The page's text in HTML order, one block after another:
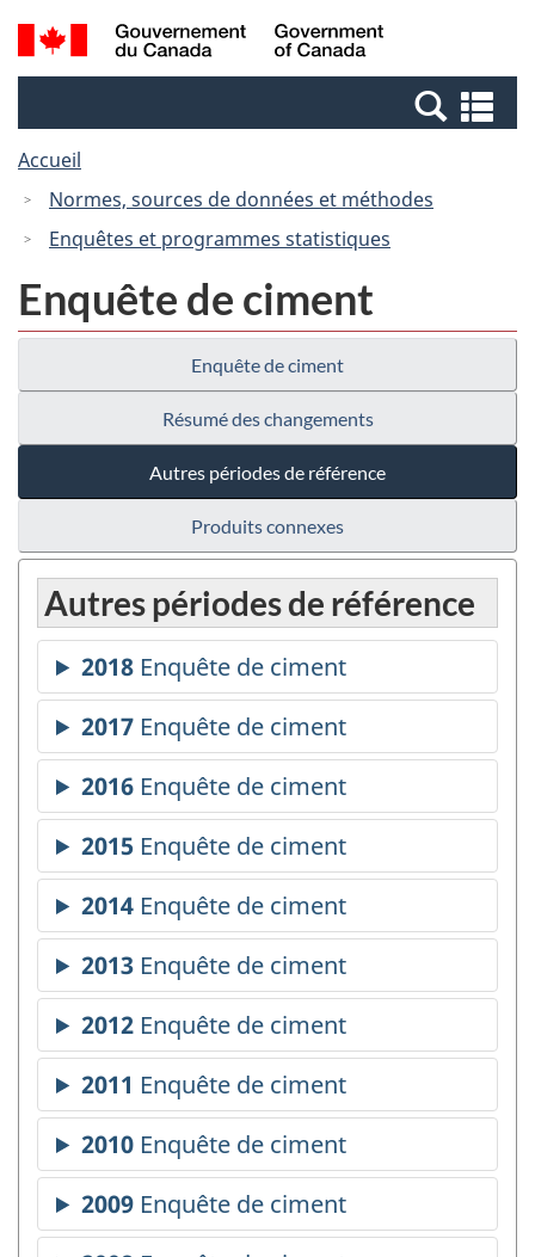
Passer
au
Passer
à
Canada
Recherche
et
et
Accueil
Normes, sources de données et méthodes
Enquêtes et programmes statistiques
Enquête de ciment
Enquête de ciment
Résumé des changements
Autres périodes de référence
Produits connexes
Autres périodes de référence